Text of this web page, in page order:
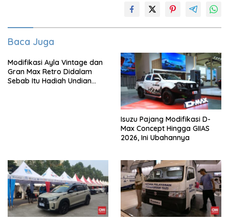
Baca Juga
Modifikasi Ayla Vintage dan
Gran Max Retro Didalam
Sebab Itu Hadiah Undian
Isuzu Pajang Modifikasi D-
Max Concept Hingga GIIAS
2026, Ini Ubahannya